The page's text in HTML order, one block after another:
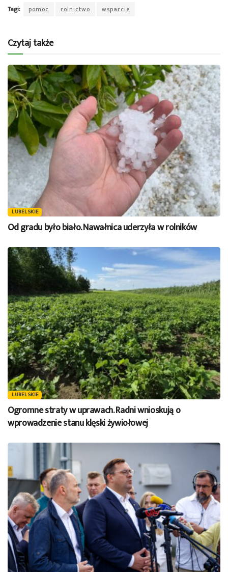
Tagi: pomoc rolnictwo wsparcie
Czytaj także
LUBELSKIE
Od gradu było biało. Nawałnica uderzyła w rolników
LUBELSKIE
Ogromne straty w uprawach. Radni wnioskują o
wprowadzenie stanu klęski żywiołowej